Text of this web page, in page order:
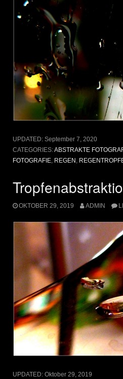
UPDATED: September 7, 2020
CATEGORIES:ABSTRAKTE
FOTOGRAFIE, REGEN,
OKTOBER 29, 2019 ADMIN
UPDATED: Oktober 29, 2019